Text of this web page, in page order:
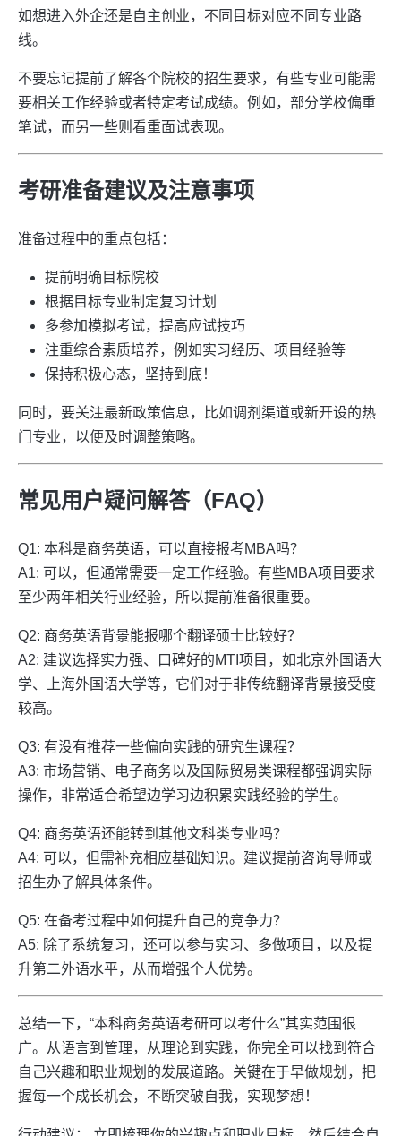
如想进入外企还是自主创业，不同目标对应不同专业路
线。
不要忘记提前了解各个院校的招生要求，有些专业可能需
要相关工作经验或者特定考试成绩。例如，部分学校偏重
笔试，而另一些则看重面试表现。
考研准备建议及注意事项
准备过程中的重点包括：
提前明确目标院校
根据目标专业制定复习计划
多参加模拟考试，提高应试技巧
注重综合素质培养，例如实习经历、项目经验等
保持积极心态，坚持到底！
同时，要关注最新政策信息，比如调剂渠道或新开设的热
门专业，以便及时调整策略。
常见用户疑问解答（FAQ）
Q1: 本科是商务英语，可以直接报考MBA吗？
A1: 可以，但通常需要一定工作经验。有些MBA项目要求
至少两年相关行业经验，所以提前准备很重要。
Q2: 商务英语背景能报哪个翻译硕士比较好？
A2: 建议选择实力强、口碑好的MTI项目，如北京外国语大
学、上海外国语大学等，它们对于非传统翻译背景接受度
较高。
Q3: 有没有推荐一些偏向实践的研究生课程？
A3: 市场营销、电子商务以及国际贸易类课程都强调实际
操作，非常适合希望边学习边积累实践经验的学生。
Q4: 商务英语还能转到其他文科类专业吗？
A4: 可以，但需补充相应基础知识。建议提前咨询导师或
招生办了解具体条件。
Q5: 在备考过程中如何提升自己的竞争力？
A5: 除了系统复习，还可以参与实习、多做项目，以及提
升第二外语水平，从而增强个人优势。
总结一下，“本科商务英语考研可以考什么”其实范围很
广。从语言到管理，从理论到实践，你完全可以找到符合
自己兴趣和职业规划的发展道路。关键在于早做规划，把
握每一个成长机会，不断突破自我，实现梦想！